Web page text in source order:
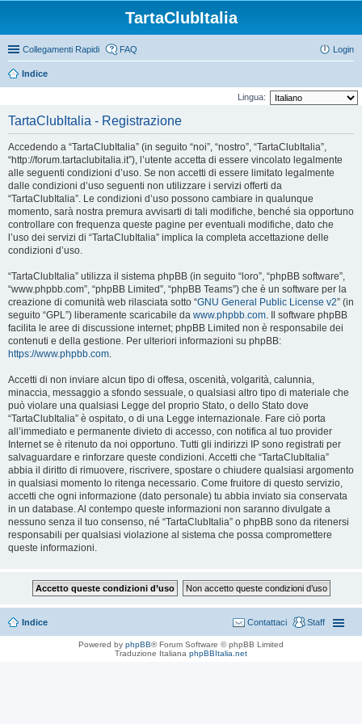
TartaClubItalia
Collegamenti Rapidi FAQ Login
Indice
Lingua:
TartaClubItalia - Registrazione
Accedendo a “TartaClubItalia” (in seguito “noi”, “nostro”, “TartaClubItalia”,
“http://forum.tartaclubitalia.it”), l’utente accetta di essere vincolato legalmente
alle seguenti condizioni d’uso. Se non accetti di essere limitato legalmente
dalle condizioni d’uso seguenti non utilizzare i servizi offerti da
“TartaClubItalia”. Le condizioni d’uso possono cambiare in qualunque
momento, sarà nostra premura avvisarti di tali modifiche, benché sia opportuno
controllare con frequenza queste pagine per eventuali modifiche, dato che
l’uso dei servizi di “TartaClubItalia” implica la completa accettazione delle
condizioni d’uso.
“TartaClubItalia” utilizza il sistema phpBB (in seguito “loro”, “phpBB software”,
“www.phpbb.com”, “phpBB Limited”, “phpBB Teams”) che è un software per la
creazione di comunità web rilasciata sotto “GNU General Public License v2” (in
seguito “GPL”) liberamente scaricabile da www.phpbb.com. Il software phpBB
facilita le aree di discussione internet; phpBB Limited non è responsabile dei
contenuti e della gestione. Per ulteriori informazioni su phpBB:
https://www.phpbb.com.
Accetti di non inviare alcun tipo di offesa, oscenità, volgarità, calunnia,
minaccia, messaggio a sfondo sessuale, o qualsiasi altro tipo di materiale che
può violare una qualsiasi Legge del proprio Stato, o dello Stato dove
“TartaClubItalia” è ospitato, o di una Legge internazionale. Fare ciò porta
all’immediato e permanente divieto di accesso, con notifica al tuo provider
Internet se è ritenuto da noi opportuno. Tutti gli indirizzi IP sono registrati per
salvaguardare e rinforzare queste condizioni. Accetti che “TartaClubItalia”
abbia il diritto di rimuovere, riscrivere, spostare o chiudere qualsiasi argomento
in qualsiasi momento lo ritenga necessario. Come fruitore di questo servizio,
accetti che ogni informazione (dato personale) tu abbia inviato sia conservata
in un database. Al contempo queste informazioni non saranno divulgate a
nessuno senza il tuo consenso, né “TartaClubItalia” o phpBB sono da ritenersi
responsabili per qualsiasi violazione al sistema che possa compromettere
queste informazioni.
Indice Staff
Contattaci
Powered by phpBB® Forum Software © phpBB Limited
Traduzione Italiana phpBBItalia.net